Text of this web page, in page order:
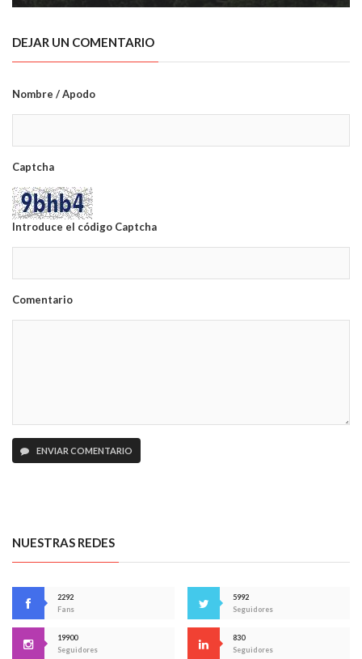
DEJAR UN COMENTARIO
Nombre / Apodo
Captcha
Introduce el código Captcha
Comentario
ENVIAR COMENTARIO
NUESTRAS REDES
2292
Fans
5992
Seguidores
19900
Seguidores
830
Seguidores